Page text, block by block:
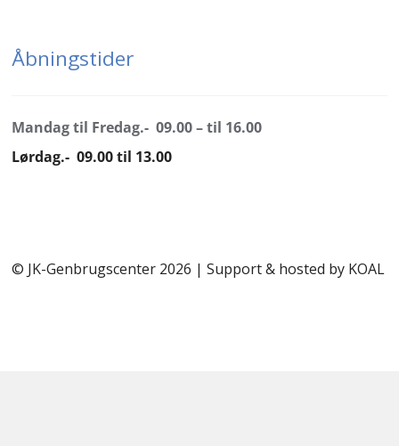
Åbningstider
Mandag til Fredag.- 09.00 – til 16.00
Lørdag.- 09.00 til 13.00
© JK-Genbrugscenter 2026 | Support & hosted by KOAL